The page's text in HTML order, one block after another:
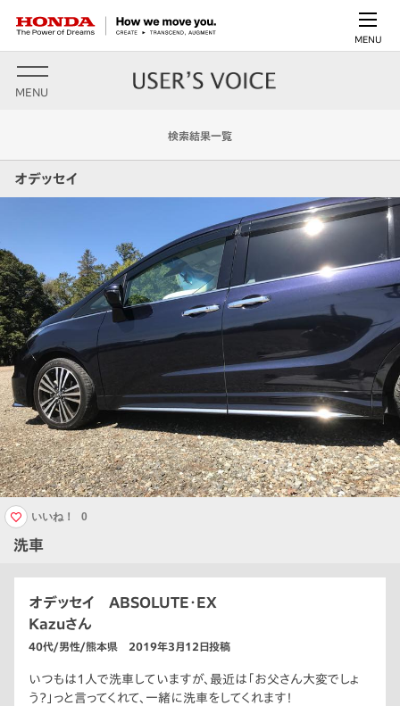
MENU
MENU
検索結果一覧
オデッセイ
洗車
いいね！ 0
オデッセイ ABSOLUTE・EX
Kazuさん
40代/男性/熊本県 2019年3月12日投稿
いつもは1人で洗車していますが、最近は「お父さん大変でしょ
う？」っと言ってくれて、一緒に洗車をしてくれます！